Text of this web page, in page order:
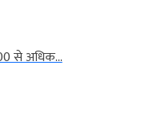
से अधिक...